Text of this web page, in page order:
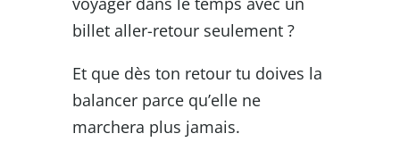
billet aller-retour seulement ?
Et que dès ton retour tu doives la
balancer parce qu’elle ne
marchera plus jamais.